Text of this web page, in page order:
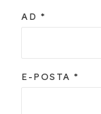
AD *
E-POSTA *